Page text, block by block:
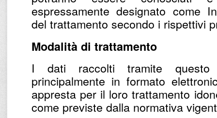
espressamente designato come
del trattamento secondo i rispettivi
Modalità di trattamento
I dati raccolti tramite
principalmente in formato
appresta per il loro trattamento
come previste dalla normativa